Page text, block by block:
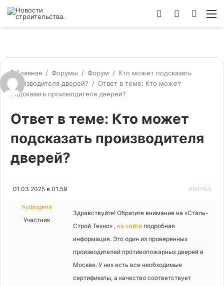
Switch
Войти
Главная / Форумы / Форум / Кто может подсказать
производителя дверей? / Ответ в теме: Кто может
подсказать производителя дверей?
Ответ в теме: Кто может
подсказать производителя
дверей?
01.03.2025 в 01:59 #68493
hydrogenn
Участник
Здравствуйте! Обратите внимание на «Сталь-
Строй Техно» , на сайте подробная
информация. Это один из проверенных
производителей противопожарных дверей в
Москве. У них есть все необходимые
сертификаты, а качество соответствует